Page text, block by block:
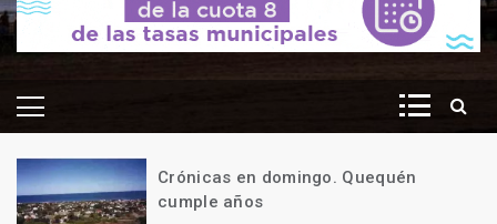
Crónicas en domingo. Quequén
cumple años